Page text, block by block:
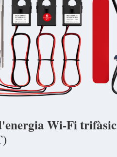
Wi-Fi trifàsic